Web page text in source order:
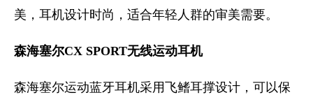
美，耳机设计时尚，适合年轻人群的审美需要。
森海塞尔CX SPORT无线运动耳机
森海塞尔运动蓝牙耳机采用飞鳍耳撑设计，可以保